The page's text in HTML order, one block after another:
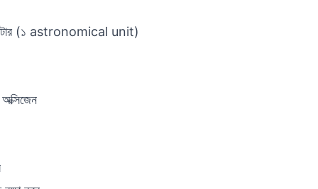
(১ astronomical unit)